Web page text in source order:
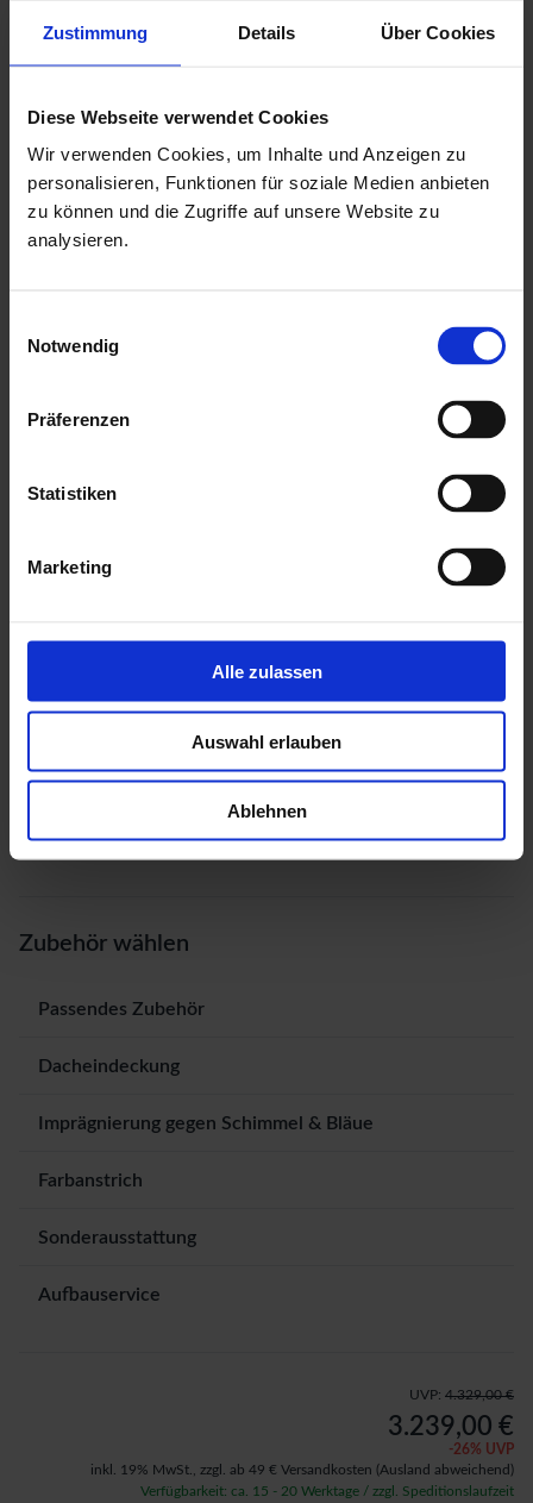
Zustimmung Details Über Cookies
Diese Webseite verwendet Cookies
Wir verwenden Cookies, um Inhalte und Anzeigen zu
personalisieren, Funktionen für soziale Medien anbieten
zu können und die Zugriffe auf unsere Website zu
analysieren.
Notwendig
Präferenzen
Statistiken
Marketing
Alle zulassen
Auswahl erlauben
Ablehnen
Höhe: 1,925 mtr.
Stolperfalle!)
Drückergarnitur & Profilzylinderschloss für Doppeltür
18,5 mm Nut & Feder Holz für Dachbereich
ohne Fussboden & Unterkonstruktion
Zubehör wählen
Passendes Zubehör
Dacheindeckung
Imprägnierung gegen Schimmel & Bläue
Farbanstrich
Sonderausstattung
Aufbauservice
UVP: 4.329,00 €
3.239,00 €
-26% UVP
inkl. 19% MwSt., zzgl. ab 49 € Versandkosten (Ausland abweichend)
Verfügbarkeit: ca. 15 - 20 Werktage / zzgl. Speditionslaufzeit